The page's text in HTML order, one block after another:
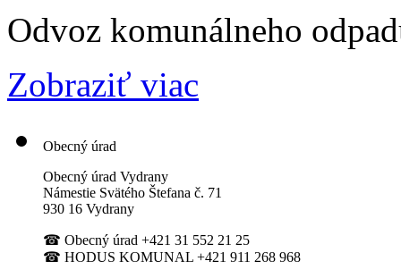
Odvoz komunálneho
Zobraziť viac
Obecný úrad
Obecný úrad Vydrany
Námestie Svätého Štefana č. 71
930 16 Vydrany
☎ Obecný úrad +421 31 552 21 25
☎ HODUS KOMUNAL +421 911 268 968